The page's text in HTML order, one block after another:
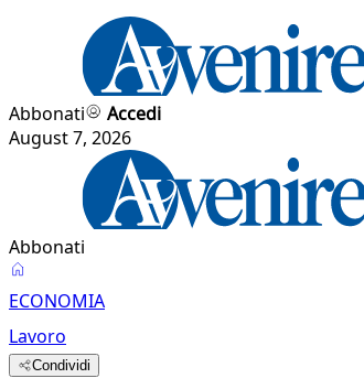
Abbonati
Accedi
August 7, 2026
Abbonati
ECONOMIA
Lavoro
Condividi